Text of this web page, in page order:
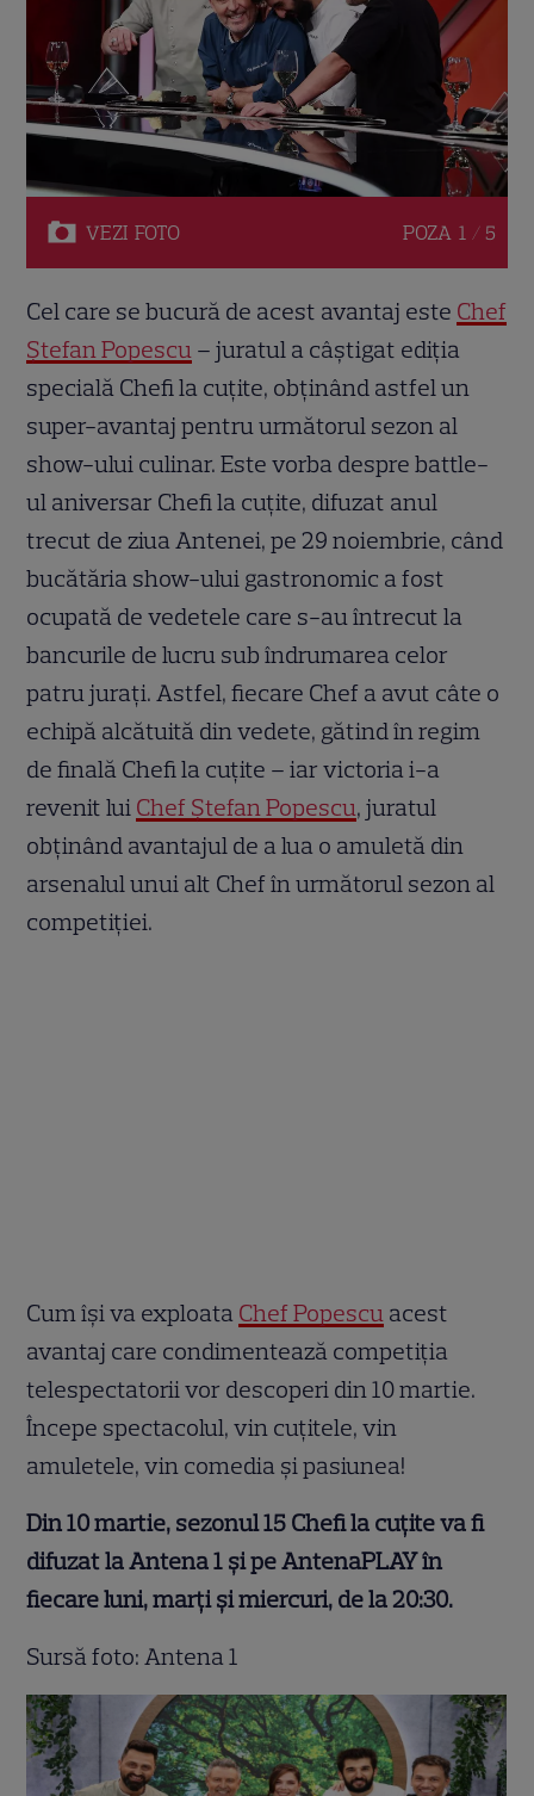
VEZI FOTO POZA 1 / 5
Cel care se bucură de acest avantaj este Chef
Ștefan Popescu – juratul a câștigat ediția
specială Chefi la cuțite, obținând astfel un
super-avantaj pentru următorul sezon al
show-ului culinar. Este vorba despre battle-
ul aniversar Chefi la cuțite, difuzat anul
trecut de ziua Antenei, pe 29 noiembrie, când
bucătăria show-ului gastronomic a fost
ocupată de vedetele care s-au întrecut la
bancurile de lucru sub îndrumarea celor
patru jurați. Astfel, fiecare Chef a avut câte o
echipă alcătuită din vedete, gătind în regim
de finală Chefi la cuțite – iar victoria i-a
revenit lui Chef Ștefan Popescu, juratul
obținând avantajul de a lua o amuletă din
arsenalul unui alt Chef în următorul sezon al
competiției.
Cum își va exploata Chef Popescu acest
avantaj care condimentează competiția
telespectatorii vor descoperi din 10 martie.
Începe spectacolul, vin cuțitele, vin
amuletele, vin comedia și pasiunea!
Din 10 martie, sezonul 15 Chefi la cuțite va fi
difuzat la Antena 1 și pe AntenaPLAY în
fiecare luni, marți și miercuri, de la 20:30.
Sursă foto: Antena 1